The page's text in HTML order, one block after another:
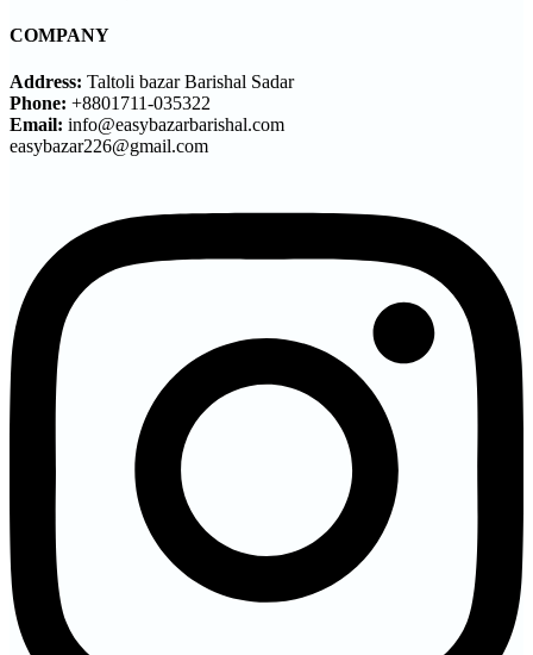
COMPANY
Address: Taltoli bazar Barishal Sadar
Phone: +8801711-035322
Email: info@easybazarbarishal.com
easybazar226@gmail.com